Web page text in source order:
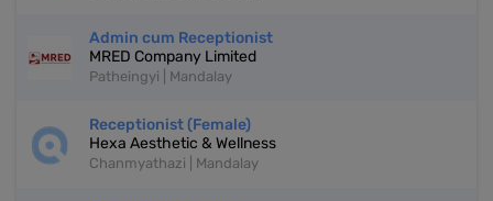
Admin cum Receptionist
MRED Company Limited
Patheingyi | Mandalay
Receptionist (Female)
Hexa Aesthetic & Wellness
Chanmyathazi | Mandalay